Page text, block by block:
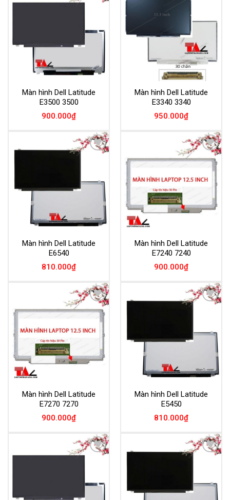
Màn hình Dell Latitude
E3500 3500
900.000₫
Màn hình Dell Latitude
E3340 3340
950.000₫
Màn hình Dell Latitude
E6540
810.000₫
Add to
Wishlist
Màn hình Dell Latitude
E7240 7240
900.000₫
Add to
Wishlist
Màn hình Dell Latitude
E7270 7270
900.000₫
Màn hình Dell Latitude
E5450
810.000₫